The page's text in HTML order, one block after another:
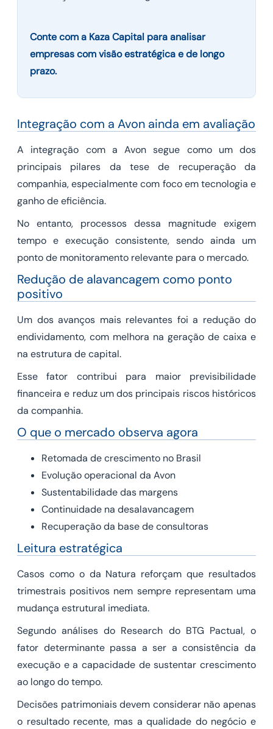
Conte com a Kaza Capital para analisar
empresas com visão estratégica e de longo
prazo.
Integração com a Avon ainda em avaliação
A integração com a Avon segue como um dos
principais pilares da tese de recuperação da
companhia, especialmente com foco em tecnologia e
ganho de eficiência.
No entanto, processos dessa magnitude exigem
tempo e execução consistente, sendo ainda um
ponto de monitoramento relevante para o mercado.
Redução de alavancagem como ponto
positivo
Um dos avanços mais relevantes foi a redução do
endividamento, com melhora na geração de caixa e
na estrutura de capital.
Esse fator contribui para maior previsibilidade
financeira e reduz um dos principais riscos históricos
da companhia.
O que o mercado observa agora
Retomada de crescimento no Brasil
Evolução operacional da Avon
Sustentabilidade das margens
Continuidade na desalavancagem
Recuperação da base de consultoras
Leitura estratégica
Casos como o da Natura reforçam que resultados
trimestrais positivos nem sempre representam uma
mudança estrutural imediata.
Segundo análises do Research do BTG Pactual, o
fator determinante passa a ser a consistência da
execução e a capacidade de sustentar crescimento
ao longo do tempo.
Decisões patrimoniais devem considerar não apenas
o resultado recente, mas a qualidade do negócio e